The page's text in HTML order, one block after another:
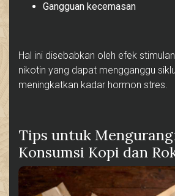
Gangguan kecemasan
Hal ini disebabkan oleh efek
nikotin yang dapat mengganggu
meningkatkan kadar hormon stres.
Tips untuk
Konsumsi Kopi dan